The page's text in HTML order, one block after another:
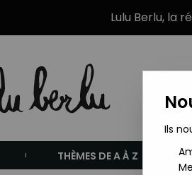
Lulu Berlu, la
THÈMES DE A À Z
Ils